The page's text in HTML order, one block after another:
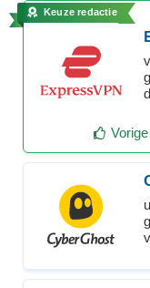
Keuze redactie